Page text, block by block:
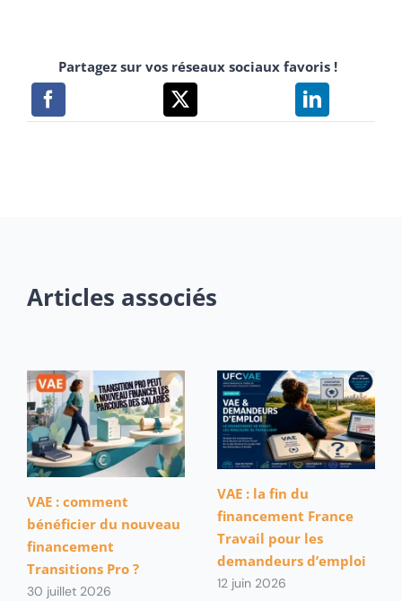
Partagez sur vos réseaux sociaux favoris !
Articles associés
VAE : comment
bénéficier du nouveau
financement
Transitions Pro ?
30 juillet 2026
VAE : la fin du
financement France
Travail pour les
demandeurs d’emploi
12 juin 2026